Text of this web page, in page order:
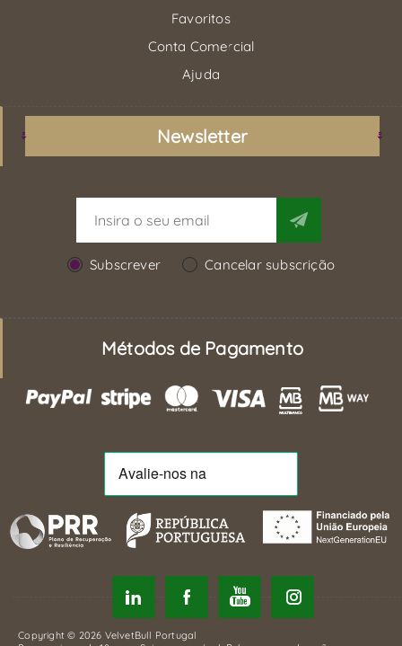
Favoritos
Conta Comercial
Ajuda
Newsletter
Subscrever Cancelar subscrição
Métodos de Pagamento
Copyright © 2026 VelvetBull Portugal